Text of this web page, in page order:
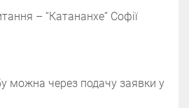
– “Катананхе” Софії
можна через подачу заявки у